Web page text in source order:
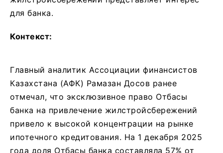
для банка.
Контекст:
Главный аналитик Ассоциации финансистов
Казахстана (АФК) Рамазан Досов ранее
отмечал, что эксклюзивное право Отбасы
банка на привлечение жилстройсбережений
привело к высокой концентрации на рынке
ипотечного кредитования. На 1 декабря 2025
года доля Отбасы банка составляла 57% от